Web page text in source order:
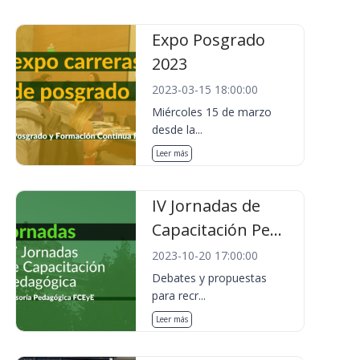
Expo Posgrado
2023
2023-03-15 18:00:00
Miércoles 15 de marzo
desde la...
Leer más
IV Jornadas de
Capacitación Pe...
2023-10-20 17:00:00
Debates y propuestas
para recr...
Leer más